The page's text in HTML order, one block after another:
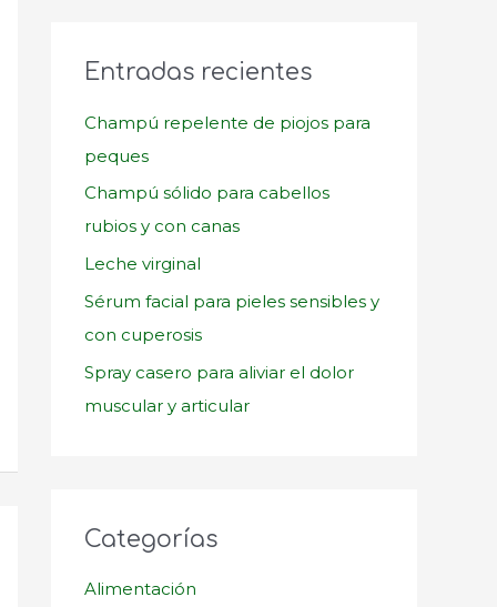
r
p
o
r
Entradas recientes
Champú repelente de piojos para
peques
Champú sólido para cabellos
rubios y con canas
Leche virginal
Sérum facial para pieles sensibles y
con cuperosis
Spray casero para aliviar el dolor
muscular y articular
Categorías
Alimentación